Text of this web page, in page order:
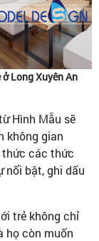
Long Xuyên An
Hình Mẫu sẽ
không gian
thức các thức
nổi bật, ghi dấu
trẻ không chỉ
họ còn muốn